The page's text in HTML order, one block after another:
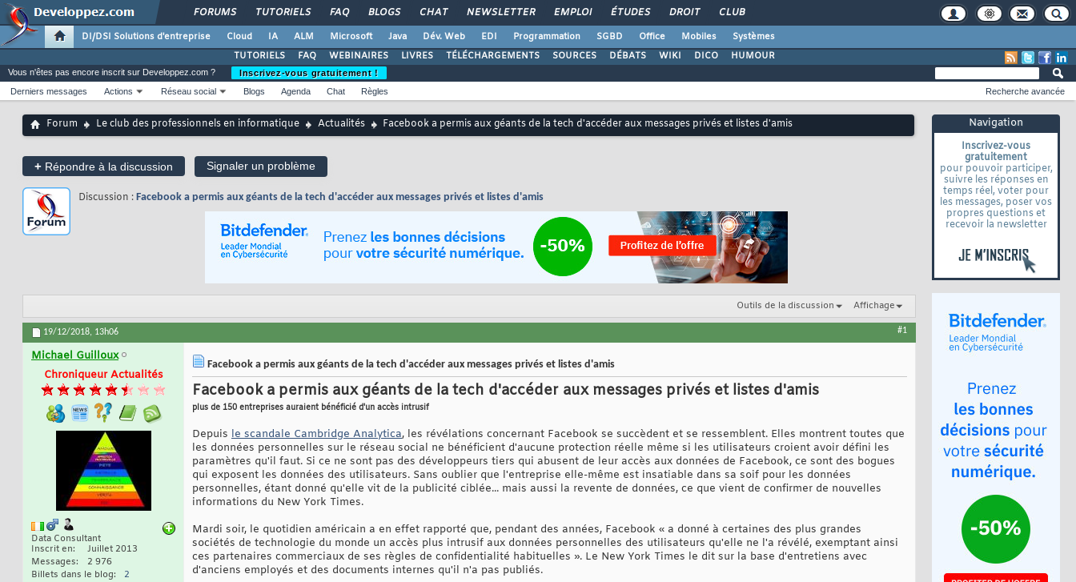
FORUMS TUTORIELS FAQ BLOGS CHAT NEWSLETTER EMPLOI ÉTUDES DROIT CLUB
DI/DSI Solutions d'entreprise Cloud IA ALM Microsoft Java Dév. Web EDI Programmation SGBD Office Mobiles
Systèmes
TUTORIELS
FAQ WEBINAIRES LIVRES TÉLÉCHARGEMENTS SOURCES DÉBATS WIKI DICO HUMOUR
Navigation
Inscrivez-vous
gratuitement
pour pouvoir participer,
suivre les réponses en
temps réel, voter pour
les messages, poser vos
propres questions et
recevoir la newsletter
Vous n'êtes pas encore inscrit sur Developpez.com ?
Inscrivez-vous gratuitement !
Derniers messages
Actions Réseau social Blogs Agenda Chat Règles Recherche avancée
Forum Le club des professionnels en informatique Actualités Facebook a permis aux géants de la tech d'accéder aux messages privés et listes d'amis
+ Répondre à la discussion Signaler un problème
Discussion : Facebook a permis aux géants de la tech d'accéder aux messages privés et listes d'amis
Outils de la discussion Affichage
19/12/2018, 13h06 #1
Michael Guilloux
Chroniqueur Actualités
Data Consultant
Inscrit en
Juillet 2013
Messages
2 976
Billets dans le blog
2
Facebook a permis aux géants de la tech d'accéder aux messages privés et listes d'amis
Facebook a permis aux géants de la tech d'accéder aux messages privés et listes d'amis
plus de 150 entreprises auraient bénéficié d'un accès intrusif
Depuis le scandale Cambridge Analytica, les révélations concernant Facebook se succèdent et se ressemblent. Elles montrent toutes que
les données personnelles sur le réseau social ne bénéficient d'aucune protection réelle même si les utilisateurs croient avoir défini les
paramètres qu'il faut. Si ce ne sont pas des développeurs tiers qui abusent de leur accès aux données de Facebook, ce sont des bogues
qui exposent les données des utilisateurs. Sans oublier que l'entreprise elle-même est insatiable dans sa soif pour les données
personnelles, étant donné qu'elle vit de la publicité ciblée... mais aussi la revente de données, ce que vient de confirmer de nouvelles
informations du New York Times.
Mardi soir, le quotidien américain a en effet rapporté que, pendant des années, Facebook « a donné à certaines des plus grandes
sociétés de technologie du monde un accès plus intrusif aux données personnelles des utilisateurs qu'elle ne l'a révélé, exemptant ainsi
ces partenaires commerciaux de ses règles de confidentialité habituelles ». Le New York Times le dit sur la base d'entretiens avec
d'anciens employés et des documents internes qu'il n'a pas publiés.